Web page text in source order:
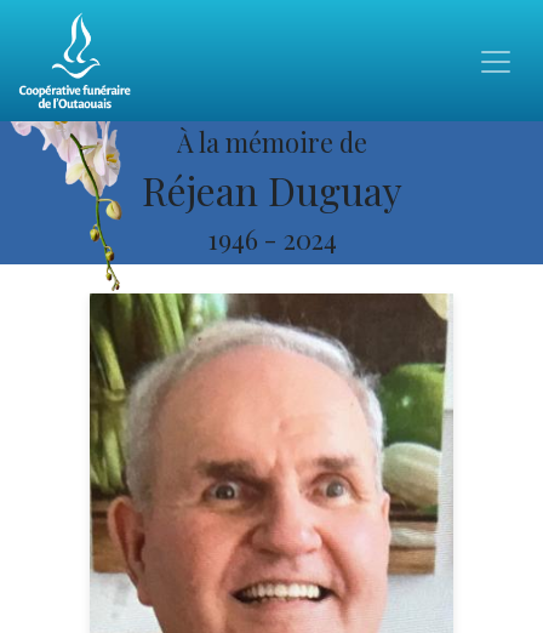
À la mémoire de
Réjean Duguay
1946 - 2024